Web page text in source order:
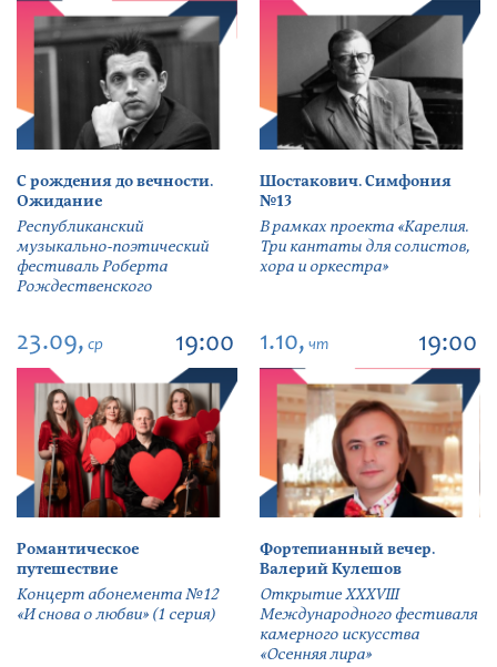
С рождения до вечности.
Ожидание
Республиканский
музыкально-поэтический
фестиваль Роберта
Рождественского
Шостакович. Симфония
№13
В рамках проекта «Карелия.
Три кантаты для солистов,
хора и оркестра»
23.09, ср 19:00
Романтическое
путешествие
Концерт абонемента №12
«И снова о любви» (1 серия)
1.10, чт 19:00
Фортепианный вечер.
Валерий Кулешов
Открытие ХХХVIII
Международного фестиваля
камерного искусства
«Осенняя лира»